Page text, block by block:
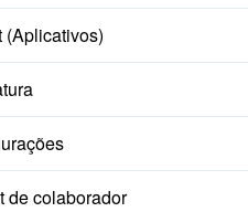
(Aplicativos)
de colaborador